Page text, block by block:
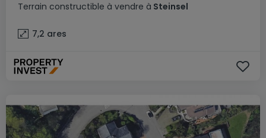
Terrain constructible à vendre à Steinsel
7,2 ares